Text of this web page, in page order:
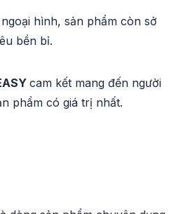
hình, sản phẩm còn sở
bền bỉ.
cam kết mang đến người
phẩm có giá trị nhất.